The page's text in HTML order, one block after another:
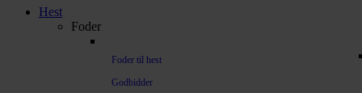
Hest
Foder
Foder til hest
Godbidder